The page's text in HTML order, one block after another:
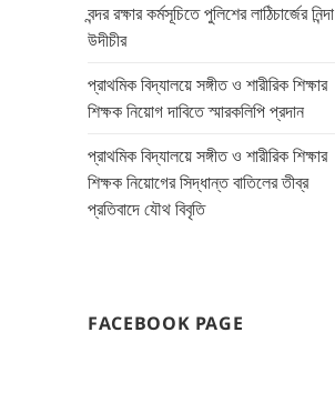
বন্দর রক্ষার কর্মসূচিতে পুলিশের লাঠিচার্জের নিন্দা
উদীচীর
প্রাথমিক বিদ্যালয়ে সঙ্গীত ও শারীরিক শিক্ষার
শিক্ষক নিয়োগ দাবিতে স্মারকলিপি প্রদান
প্রাথমিক বিদ্যালয়ে সঙ্গীত ও শারীরিক শিক্ষার
শিক্ষক নিয়োগের সিদ্ধান্ত বাতিলের তীব্র
প্রতিবাদে যৌথ বিবৃতি
FACEBOOK PAGE